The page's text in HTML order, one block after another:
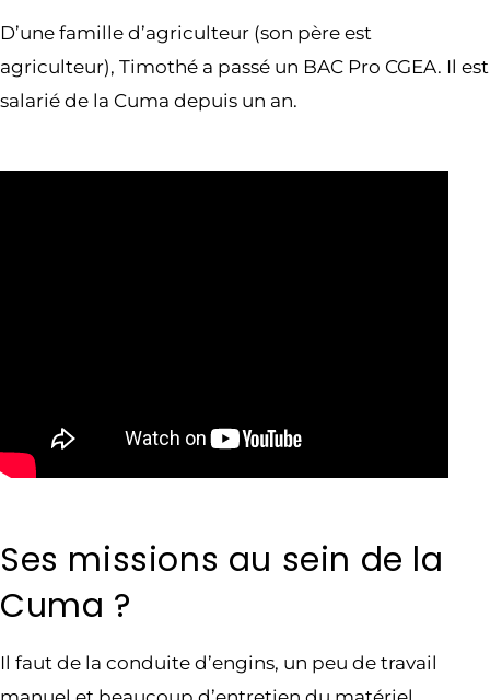
D’une famille d’agriculteur (son père est
agriculteur), Timothé a passé un BAC Pro CGEA. Il est
salarié de la Cuma depuis un an.
Ses missions au sein de la
Cuma ?
Il faut de la conduite d’engins, un peu de travail